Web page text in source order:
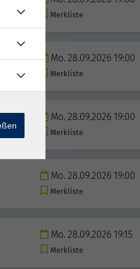
Merkliste
Mo. 28.09.2026 19:00
Merkliste
Mo. 28.09.2026 19:00
Merkliste
Mo. 28.09.2026 19:00
Merkliste
Mo. 28.09.2026 19:15
Merkliste